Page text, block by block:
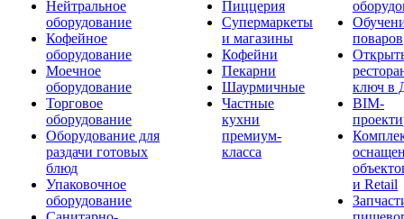
Нейтральное
оборудование
Кофейное
оборудование
Моечное
оборудование
Торговое
оборудование
Оборудование для
раздачи готовых
блюд
Упаковочное
оборудование
Пиццерия
Супермаркеты
и магазины
Кофейни
Пекарни
Шаурмичные
Частные
кухни
премиум-
класса
поваров
ключ в
BIM-
и Retail